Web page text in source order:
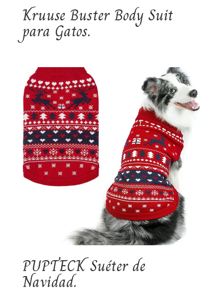
Kruuse Buster Body Suit
para Gatos.
PUPTECK Suéter de
Navidad.